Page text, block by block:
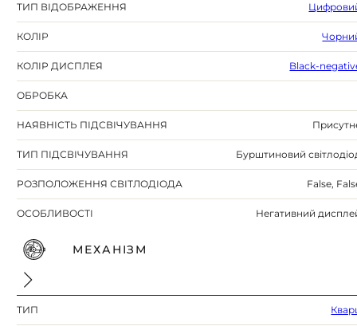
ТИП ВІДОБРАЖЕННЯ
КОЛІР
КОЛІР ДИСПЛЕЯ Black-
ОБРОБКА
НАЯВНІСТЬ ПІДСВІЧУВАННЯ
ТИП ПІДСВІЧУВАННЯ Бурштиновий
РОЗПОЛОЖЕННЯ СВІТЛОДІОДА False,
ОСОБЛИВОСТІ Негативний
МЕХАНІЗМ
ТИП